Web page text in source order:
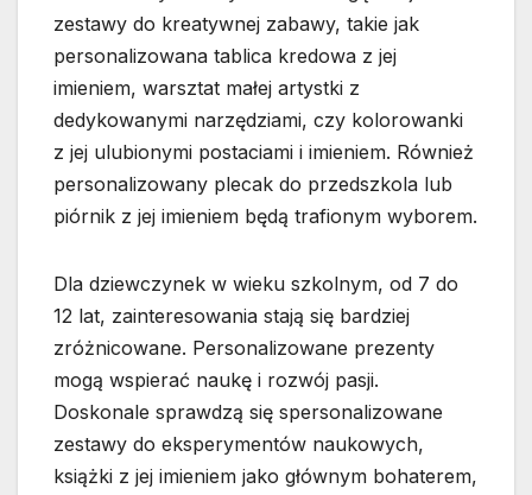
zestawy do kreatywnej zabawy, takie jak
personalizowana tablica kredowa z jej
imieniem, warsztat małej artystki z
dedykowanymi narzędziami, czy kolorowanki
z jej ulubionymi postaciami i imieniem. Również
personalizowany plecak do przedszkola lub
piórnik z jej imieniem będą trafionym wyborem.
Dla dziewczynek w wieku szkolnym, od 7 do
12 lat, zainteresowania stają się bardziej
zróżnicowane. Personalizowane prezenty
mogą wspierać naukę i rozwój pasji.
Doskonale sprawdzą się spersonalizowane
zestawy do eksperymentów naukowych,
książki z jej imieniem jako głównym bohaterem,